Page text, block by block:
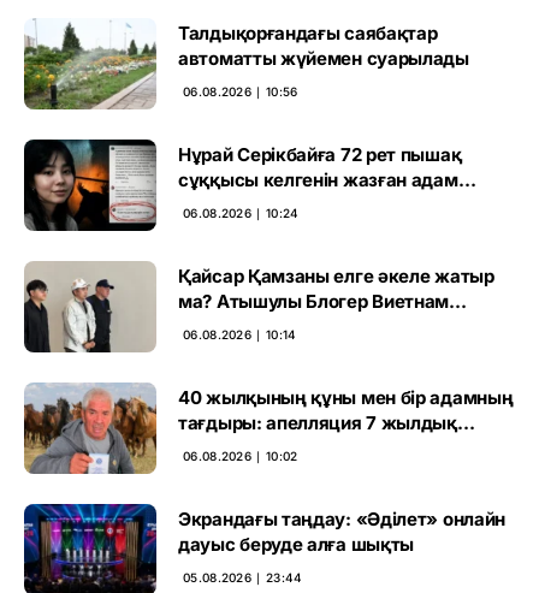
Талдықорғандағы саябақтар
автоматты жүйемен суарылады
06.08.2026 ∣ 10:56
Нұрай Серікбайға 72 рет пышақ
сұққысы келгенін жазған адам
ұсталды
06.08.2026 ∣ 10:24
Қайсар Қамзаны елге әкеле жатыр
ма? Атышулы Блогер Виетнам
әуежайында көзге түсті
06.08.2026 ∣ 10:14
40 жылқының құны мен бір адамның
тағдыры: апелляция 7 жылдық
үкімді бұзды
06.08.2026 ∣ 10:02
Экрандағы таңдау: «Әділет» онлайн
дауыс беруде алға шықты
05.08.2026 ∣ 23:44